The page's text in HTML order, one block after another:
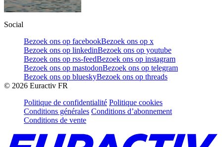
Social
Bezoek ons op facebookBezoek ons op x
Bezoek ons op linkedinBezoek ons op youtube
Bezoek ons op rss-feedBezoek ons op instagram
Bezoek ons op mastodonBezoek ons op telegram
Bezoek ons op blueskyBezoek ons op threads
© 2026 Euractiv FR
Politique de confidentialité Politique cookies
Conditions générales Conditions d’abonnement
Conditions de vente